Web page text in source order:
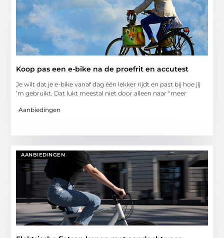
Koop pas een e-bike na de proefrit en accutest
Je wilt dat je e-bike vanaf dag één lekker rijdt en past bij hoe jij
’m gebruikt. Dat lukt meestal niet door alleen naar “meer
Aanbiedingen
AANBIEDINGEN